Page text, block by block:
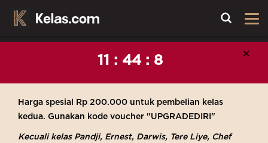
×
11 : 44 : 4
Harga spesial Rp 200.000 untuk pembelian kelas
kedua. Gunakan kode voucher "UPGRADEDIRI"
Kecuali kelas Pandji, Ernest, Darwis, Tere Liye, Chef